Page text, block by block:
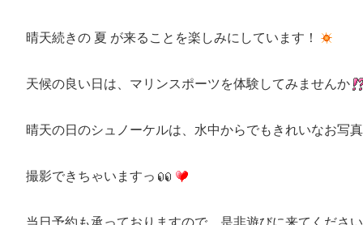
晴天続きの 夏 が来ることを楽しみにしています！
天候の良い日は、マリンスポーツを体験してみませんか
晴天の日のシュノーケルは、水中からでもきれいなお写
撮影できちゃいますっ
当日予約も承っておりますので、是非遊びに来てくださ